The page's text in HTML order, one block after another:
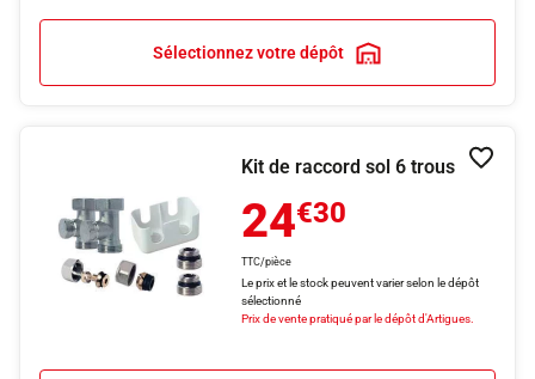
Sélectionnez votre dépôt
Kit de raccord sol 6 trous
24€30
TTC/pièce
Le prix et le stock peuvent varier selon le dépôt
sélectionné
Prix de vente pratiqué par le dépôt d'Artigues.